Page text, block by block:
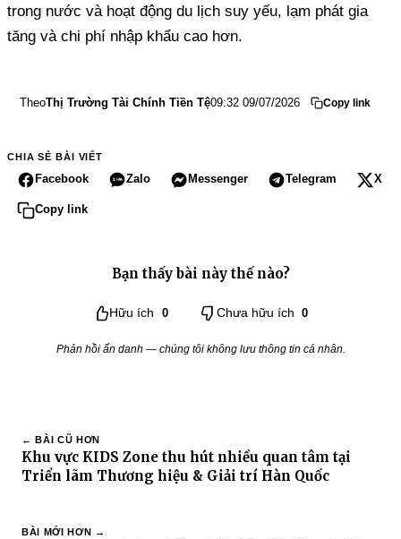
trong nước và hoạt động du lịch suy yếu, lạm phát gia
tăng và chi phí nhập khẩu cao hơn.
TheoThị Trường Tài Chính Tiền Tệ09:32 09/07/2026 Copy link
CHIA SẺ BÀI VIẾT
Facebook Zalo Messenger Telegram X
Copy link
Bạn thấy bài này thế nào?
Hữu ích 0 Chưa hữu ích 0
Phản hồi ẩn danh — chúng tôi không lưu thông tin cá nhân.
← BÀI CŨ HƠN
Khu vực KIDS Zone thu hút nhiều quan tâm tại
Triển lãm Thương hiệu & Giải trí Hàn Quốc
BÀI MỚI HƠN →